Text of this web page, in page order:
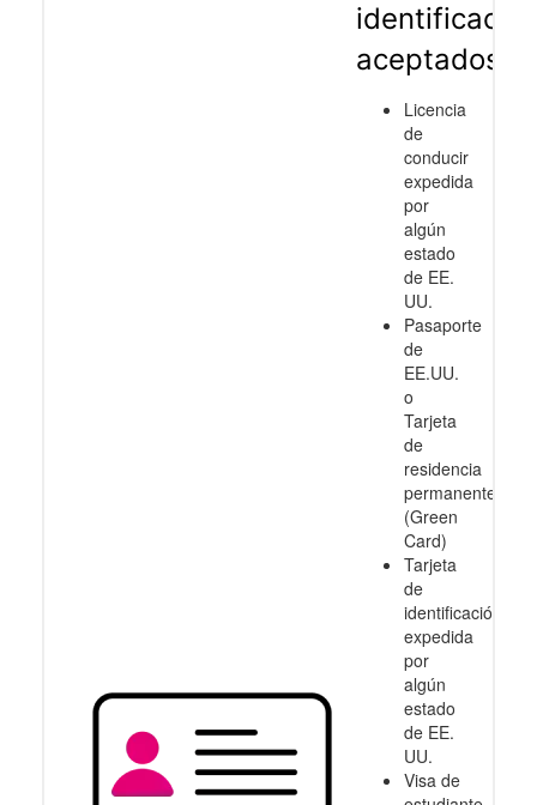
aceptados
Licencia
de
conducir
expedida
por
algún
estado
de EE.
UU.
Pasaporte
de
EE.UU.
o
Tarjeta
de
residencia
permanente
(Green
Card)
Tarjeta
de
identificación
expedida
por
algún
estado
de EE.
UU.
Visa de